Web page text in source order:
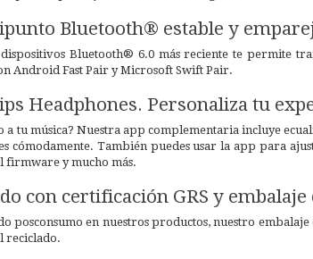
Bluetooth® estable y
Bluetooth® 6.0 más reciente te permite
Android Fast Pair y Microsoft Swift Pair.
Headphones. Personaliza tu
a tu música? Nuestra app complementaria incluye
cómodamente. También puedes usar la app para
firmware y mucho más.
con certificación GRS y embalaje
posconsumo en nuestros productos, nuestro
reciclado.